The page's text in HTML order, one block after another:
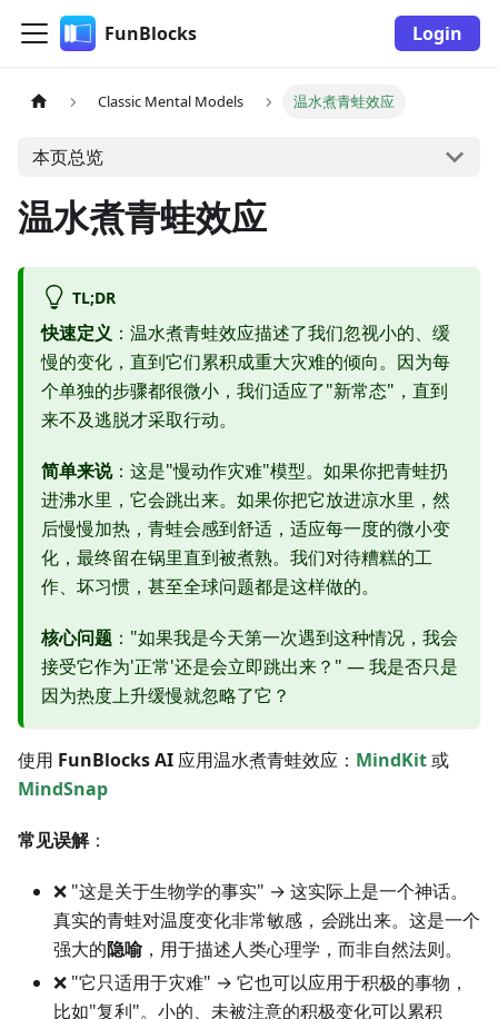
FunBlocks Login
Classic Mental Models 温水煮青蛙效应
本页总览
温水煮青蛙效应
TL;DR
快速定义 ：温水煮青蛙效应描述了我们忽视小的、缓
慢的变化，直到它们累积成重大灾难的倾向。因为每
个单独的步骤都很微小，我们适应了"新常态"，直到
来不及逃脱才采取行动。
简单来说：这是"慢动作灾难"模型。如果你把青蛙扔
进沸水里，它会跳出来。如果你把它放进凉水里，然
后慢慢加热，青蛙会感到舒适，适应每一度的微小变
化，最终留在锅里直到被煮熟。我们对待糟糕的工
作、坏习惯，甚至全球问题都是这样做的。
核心问题 ："如果我是今天第一次遇到这种情况，我会
接受它作为'正常'还是会立即跳出来？" — 我是否只是
因为热度上升缓慢就忽略了它？
使用 FunBlocks AI 应用温水煮青蛙效应： MindKit或
MindSnap
常见误解：
❌ "这是关于生物学的事实" → 这实际上是一个神话。
真实的青蛙对温度变化非常敏感， 会跳出来。这是一个
强大的隐喻，用于描述人类心理学，而非自然法则。
❌ "它只适用于灾难" → 它也可以应用于积极的事物，
比如"复利"。小的、未被注意的积极变化可以累积